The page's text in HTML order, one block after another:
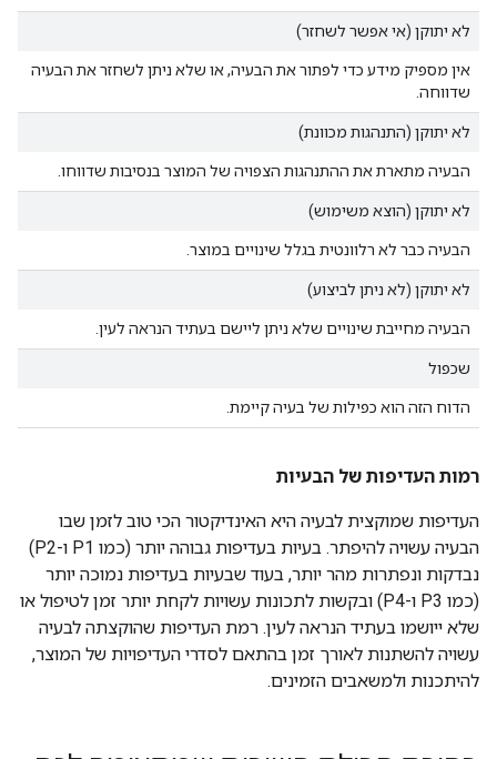
לא יתוקן (אי אפשר לשחזר)
אין מספיק מידע כדי לפתור את הבעיה, או שלא ניתן לשחזר את הבעיה
שדווחה.
לא יתוקן (התנהגות מכוונת)
הבעיה מתארת את ההתנהגות הצפויה של המוצר בנסיבות שדווחו.
לא יתוקן (הוצא משימוש)
הבעיה כבר לא רלוונטית בגלל שינויים במוצר.
לא יתוקן (לא ניתן לביצוע)
הבעיה מחייבת שינויים שלא ניתן ליישם בעתיד הנראה לעין.
שכפול
הדוח הזה הוא כפילות של בעיה קיימת.
רמות העדיפות של הבעיות
העדיפות שמוקצית לבעיה היא האינדיקטור הכי טוב לזמן שבו
הבעיה עשויה להיפתר. בעיות בעדיפות גבוהה יותר (כמו P1 ו-P2)
נבדקות ונפתרות מהר יותר, בעוד שבעיות בעדיפות נמוכה יותר
(כמו P3 ו-P4) ובקשות לתכונות עשויות לקחת יותר זמן לטיפול או
שלא ייושמו בעתיד הנראה לעין. רמת העדיפות שהוקצתה לבעיה
עשויה להשתנות לאורך זמן בהתאם לסדרי העדיפויות של המוצר,
להיתכנות ולמשאבים הזמינים.